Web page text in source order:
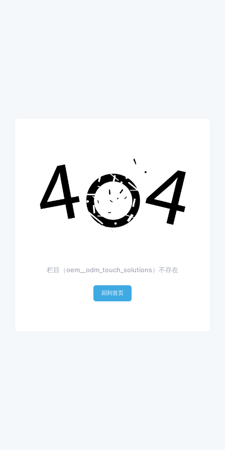
栏目（oem__odm_touch_solutions）不存在
回到首页